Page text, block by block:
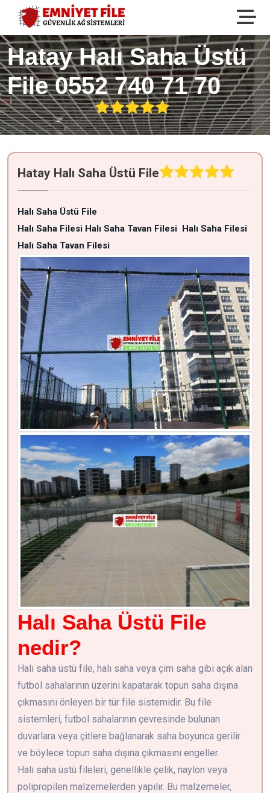
Hatay Halı Saha Üstü
File 0552 740 71 70
Hatay Halı Saha Üstü File
Halı Saha Üstü File
Halı Saha Filesi Halı Saha Tavan Filesi Halı Saha Filesi
Halı Saha Tavan Filesi
Halı Saha Üstü File
nedir?
Halı saha üstü file, halı saha veya çim saha gibi açık alan
futbol sahalarının üzerini kapatarak topun saha dışına
çıkmasını önleyen bir tür file sistemidir. Bu file
sistemleri, futbol sahalarının çevresinde bulunan
duvarlara veya çitlere bağlanarak saha boyunca gerilir
ve böylece topun saha dışına çıkmasını engeller.
Halı saha üstü fileleri, genellikle çelik, naylon veya
polipropilen malzemelerden yapılır. Bu malzemeler,